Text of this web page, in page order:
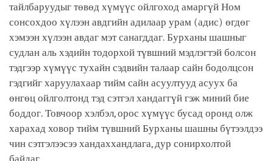
тайлбаруудыг төвөд хүмүүс ойлгоход амаргүй Ном
сонсохдоо хүлээн авдгийн адилаар урам (адис) өгдөг
хэмээн хүлээн авдаг мэт санагддаг. Бурханы шашныг
судлан аль хэдийн тодорхой түвшний мэдлэгтэй болсон
тэдгээр хүмүүс тухайн сэдвийн талаар сайн бодолцсон
гэдгийг харуулахаар тийм сайн асуултууд асуух ба
өнгөц ойлголтонд тэд сэтгэл хандаггүй гэж миний бие
боддог. Товчоор хэлбэл, орос хүмүүс бусад оронд олж
харахад ховор тийм түвшний Бурханы шашны бүтээлдээ
чин сэтгэлээсээ хандаххандлага, дур сонирхолтой